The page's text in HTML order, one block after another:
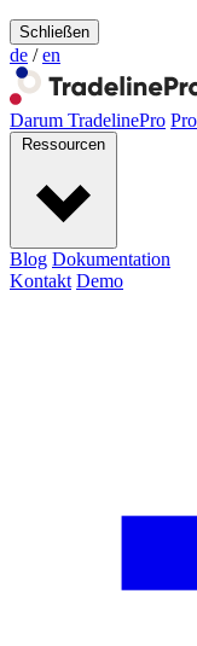
Schließen
de / en
Darum TradelinePro
Ressourcen
Blog Dokumentation
Kontakt Demo